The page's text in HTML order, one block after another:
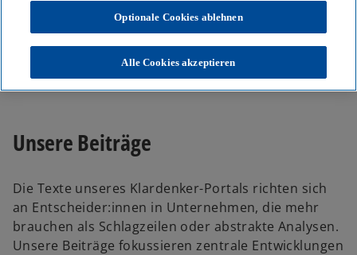
Unser Blog – Insights für Ihre nächsten Entscheidungen
Unsere Beiträge
Die Texte unseres Klardenker-Portals richten sich
an Entscheider:innen in Unternehmen, die mehr
brauchen als Schlagzeilen oder abstrakte Analysen.
Unsere Beiträge fokussieren zentrale Entwicklungen
Optionale Cookies ablehnen
Alle Cookies akzeptieren